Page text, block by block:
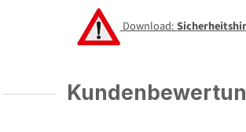
Download: